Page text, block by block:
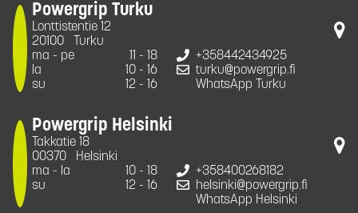
Powergrip Turku
Lonttistentie 12
20100
Turku
ma - pe
11 - 18
la
10 - 16
su
12 - 16
+358442434925
turku@powergrip.fi
WhatsApp Turku
Powergrip Helsinki
Takkatie 18
00370
Helsinki
ma - la
10 - 18
su
12 - 16
+358400268182
helsinki@powergrip.fi
WhatsApp Helsinki